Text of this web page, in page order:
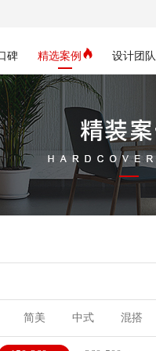
碑 精选案例 设计团队
简美 中式 混搭